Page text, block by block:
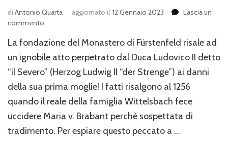
di Antonio Quarta aggiornato il 12 Gennaio 2023
Lascia un
commento
Monastero
di
Fürstenfeld
La fondazione del Monastero di Fürstenfeld risale ad
un ignobile atto perpetrato dal Duca Ludovico II detto
“il Severo” (Herzog Ludwig II “der Strenge”) ai danni
della sua prima moglie! I fatti risalgono al 1256
quando il reale della famiglia Wittelsbach fece
uccidere Maria v. Brabant perchè sospettata di
tradimento. Per espiare questo peccato a …